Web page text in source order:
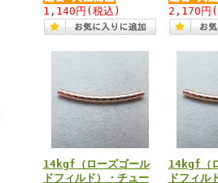
1,140円 (税込) 2,170円
14kgf（ローズゴール
ドフィルド）・チュー
14kgf（
ドフィル